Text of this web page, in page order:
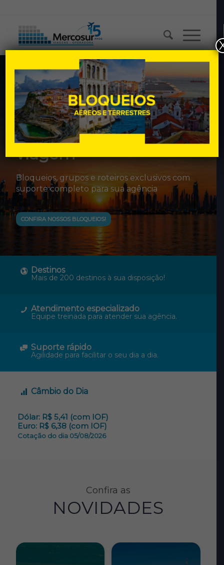
⋆ 15 ANOS DE TRAJETÓRIA NO TURISMO ⋆
Soluções completas
para agentes de
viagem
Bloqueios, grupos e roteiros exclusivos com
suporte completo para sua agência
CONFIRA NOSSOS BLOQUEIOS!
Destinos
Mais de 200 destinos à sua disposição!
Atendimento especializado
Equipe treinada para atender sua agência.
Suporte rápido
Agilidade para facilitar o seu dia a dia.
Câmbio do Dia
Dólar: R$ 5,41 (com IOF)
Euro: R$ 6,38 (com IOF)
Cotação do dia 05/08/2026
Confira as
NOVIDADES